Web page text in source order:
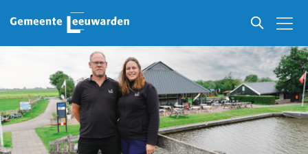
Ondernemers in Leeuwarden